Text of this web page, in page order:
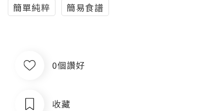
簡單純粹
簡易食譜
0個讚好
收藏